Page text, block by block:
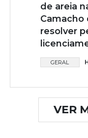
de areia
Camacho
resolver
GERAL
VER